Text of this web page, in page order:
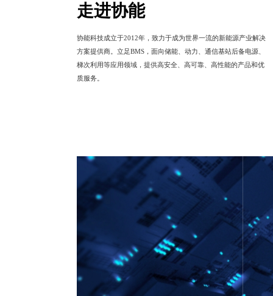
走进协能
协能科技成立于2012年，致力于成为世界一流的新能源产业解决
方案提供商。立足BMS，面向储能、动力、通信基站后备电源、
梯次利用等应用领域，提供高安全、高可靠、高性能的产品和优
质服务。